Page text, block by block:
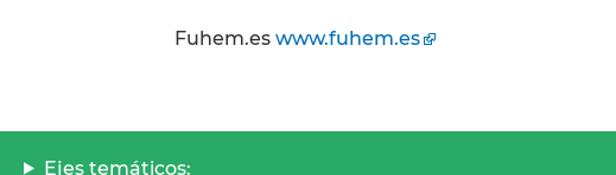
Fuhem.es www.fuhem.es
Ejes temáticos: